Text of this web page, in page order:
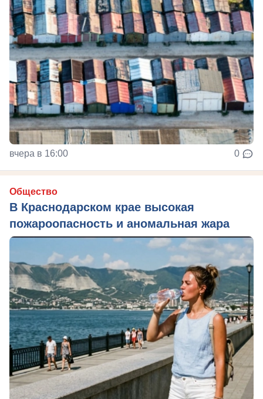
вчера в 16:00 0
Общество
В Краснодарском крае высокая
пожароопасность и аномальная жара